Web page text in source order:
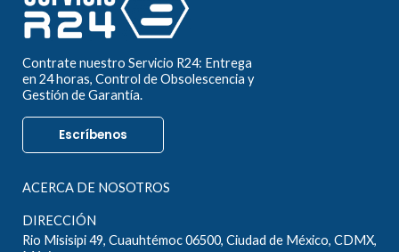
Contrate nuestro Servicio R24: Entrega
en 24 horas, Control de Obsolescencia y
Gestión de Garantía.
Escríbenos
ACERCA DE NOSOTROS
DIRECCIÓN
Rio Misisipi 49, Cuauhtémoc 06500, Ciudad de México, CDMX,